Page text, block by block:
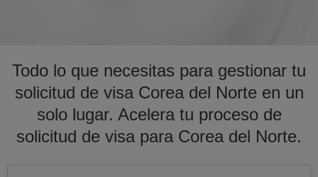
Todo lo que necesitas para gestionar tu
solicitud de visa Corea del Norte en un
solo lugar. Acelera tu proceso de
solicitud de visa para Corea del Norte.